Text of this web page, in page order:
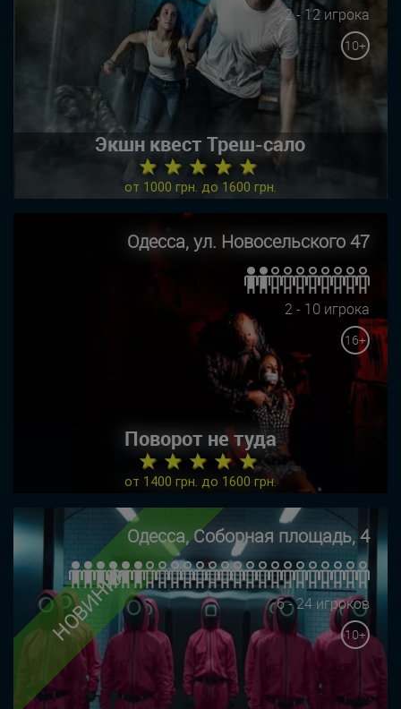
2 - 12 игрока
10+
Экшн квест Треш-сало
★ ★ ★ ★ ★
от 1000 грн. до 1600 грн.
Одесса, ул. Новосельского 47
2 - 10 игрока
16+
Поворот не туда
★ ★ ★ ★ ★
от 1400 грн. до 1600 грн.
НОВИНКА
Одесса, Соборная площадь, 4
6 - 24 игроков
10+